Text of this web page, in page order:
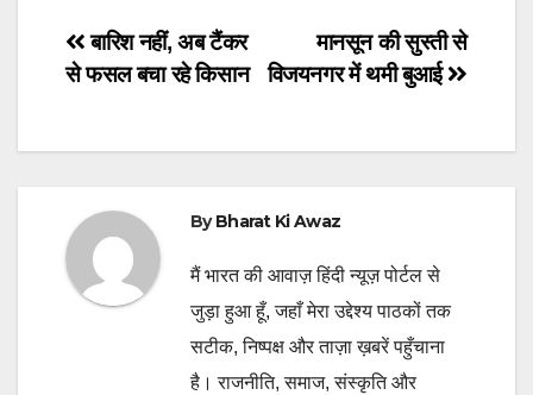
Post
navigation
मानसून की सुस्ती से
विजयनगर में थमी बुआई
बारिश नहीं, अब टैंकर
से फसल बचा रहे किसान
ByBharat Ki Awaz
मैं भारत की आवाज़ हिंदी न्यूज़ पोर्टल से
जुड़ा हुआ हूँ, जहाँ मेरा उद्देश्य पाठकों तक
सटीक, निष्पक्ष और ताज़ा ख़बरें पहुँचाना
है। राजनीति, समाज, संस्कृति और